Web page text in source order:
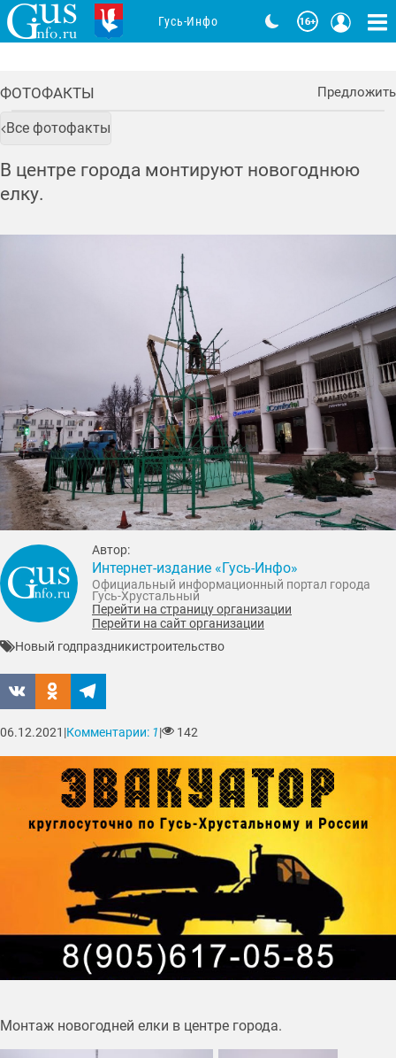
ФОТОФАКТЫ Предложить
Все фотофакты
В центре города монтируют новогоднюю
елку.
Монтаж новогодней елки в центре города.
Автор:
Интернет-издание «Гусь-Инфо»
Официальный информационный портал города
Гусь-Хрустальный
Перейти на страницу организации
Перейти на сайт организации
Новый годпраздникистроительство
06.12.2021 |Комментарии: 1| 142
Гусь-Инфо